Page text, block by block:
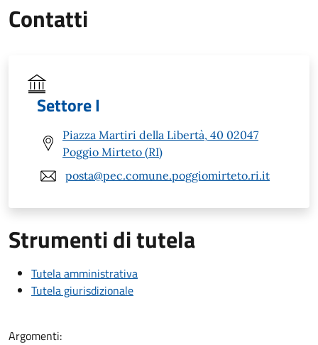
Contatti
Settore I
Piazza Martiri della Libertà, 40 02047
Poggio Mirteto (RI)
posta@pec.comune.poggiomirteto.ri.it
Strumenti di tutela
Tutela amministrativa
Tutela giurisdizionale
Argomenti: